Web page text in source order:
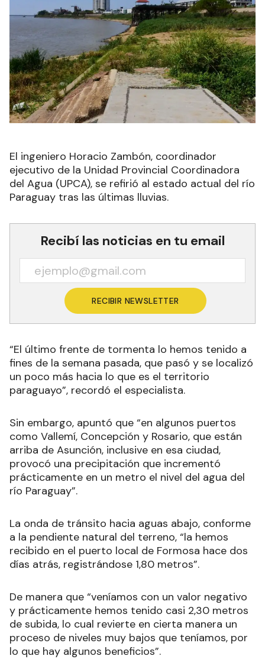
El ingeniero Horacio Zambón, coordinador
ejecutivo de la Unidad Provincial Coordinadora
del Agua (UPCA), se refirió al estado actual del río
Paraguay tras las últimas lluvias.
Recibí las noticias en tu email
RECIBIR NEWSLETTER
“El último frente de tormenta lo hemos tenido a
fines de la semana pasada, que pasó y se localizó
un poco más hacia lo que es el territorio
paraguayo”, recordó el especialista.
Sin embargo, apuntó que “en algunos puertos
como Vallemí, Concepción y Rosario, que están
arriba de Asunción, inclusive en esa ciudad,
provocó una precipitación que incrementó
prácticamente en un metro el nivel del agua del
río Paraguay”.
La onda de tránsito hacia aguas abajo, conforme
a la pendiente natural del terreno, “la hemos
recibido en el puerto local de Formosa hace dos
días atrás, registrándose 1,80 metros”.
De manera que “veníamos con un valor negativo
y prácticamente hemos tenido casi 2,30 metros
de subida, lo cual revierte en cierta manera un
proceso de niveles muy bajos que teníamos, por
lo que hay algunos beneficios”.